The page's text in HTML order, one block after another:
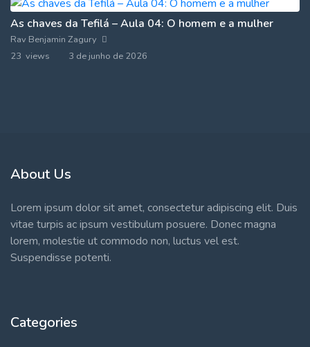
As chaves da Tefilá – Aula 04: O homem e a mulher
Rav Benjamin Zagury
23 views
3 de junho de 2026
About Us
Lorem ipsum dolor sit amet, consectetur adipiscing elit. Duis
vitae turpis ac ipsum vestibulum posuere. Donec magna
lorem, molestie ut commodo non, luctus vel est.
Suspendisse potenti.
Categories